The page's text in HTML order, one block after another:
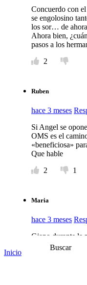
Concuerdo con
se engolosino
los sor… de
Ahora bien,
pasos a los
2
Ruben
hace 3 meses
Si Angel se
OMS es el
«beneficiosa»
Que hable
2
1
Maria
hace 3 meses
Giano durante la
gracias a las
nacional y
hicieron
vacunarse, se
Concordia, se
Inicio
Buscar